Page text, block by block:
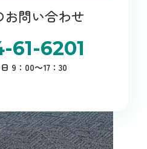
お問い合わせ
61-6201
9：00～17：30